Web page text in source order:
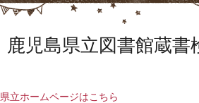
鹿児島県立図書館蔵書
県立ホームページはこちら